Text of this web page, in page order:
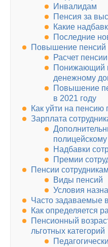
Инвалидам
Пенсия за
Какие
Последние
Повышение пенсий
Расчет
Понижающий
денежному
Повышение
в 2021 году
Как уйти на пенсию
Зарплата
полицейскому
Надбавки
Премии
Пенсии
Виды пенсий
Условия
Часто задаваемые
Как определяется
Пенсионный
льготных категорий